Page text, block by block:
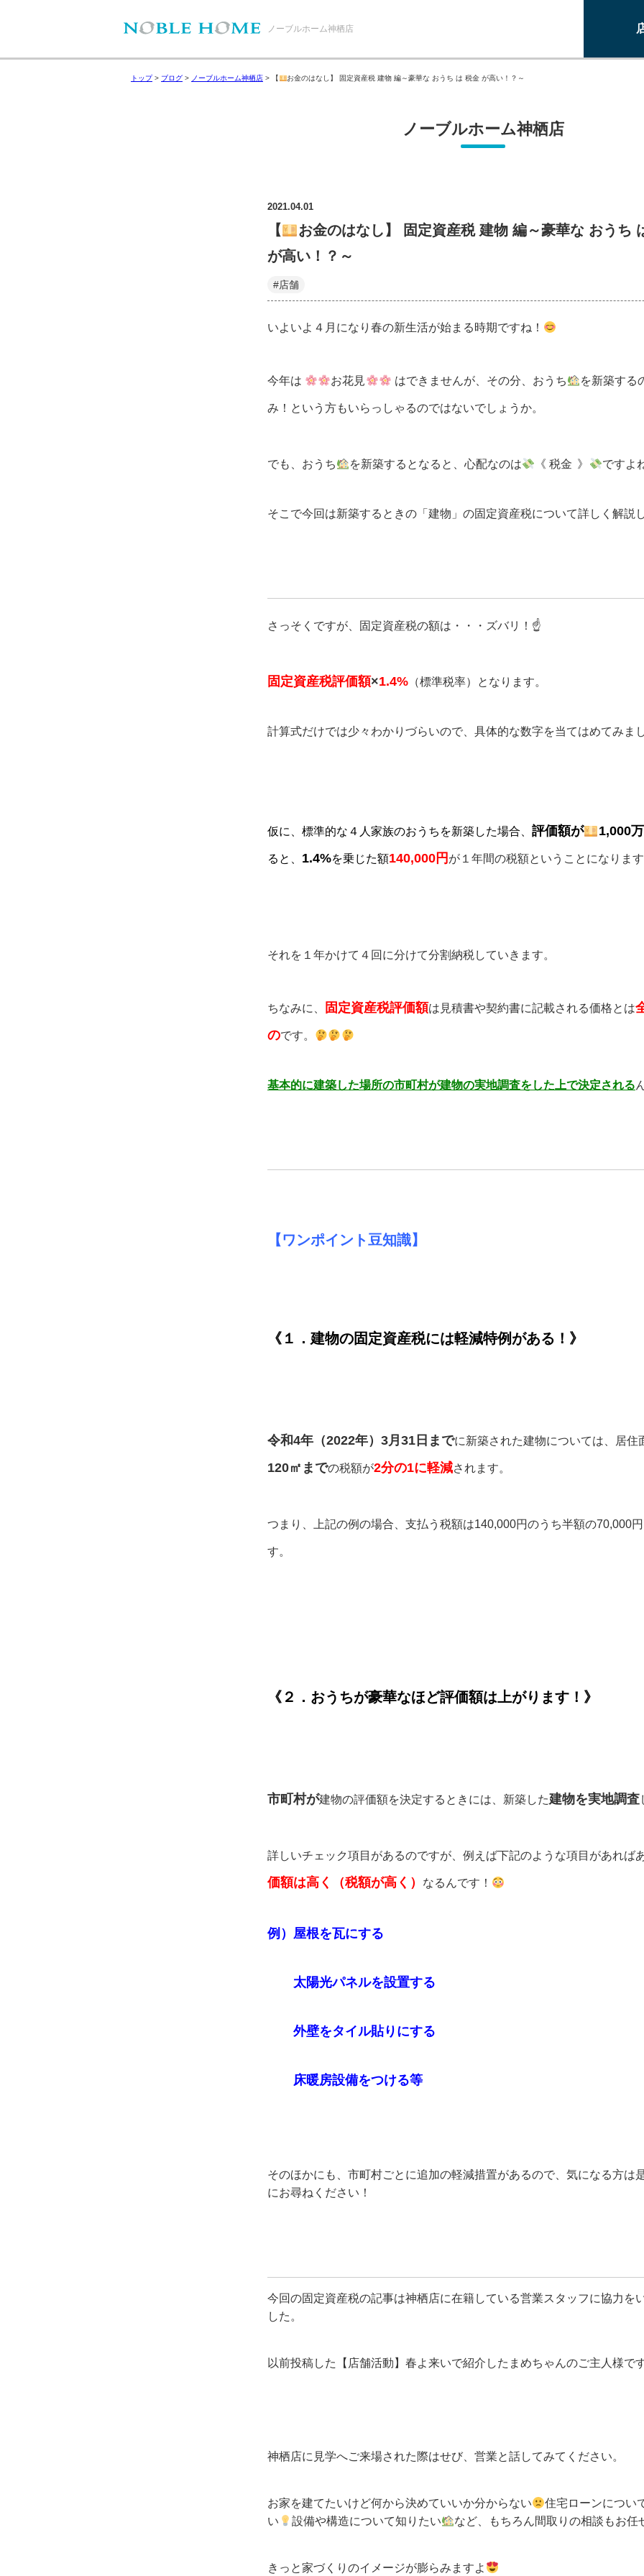
ノーブルホーム神栖店
トップ> ブログ > ノーブルホーム神栖店 > 【 お金のはなし】 固定資産税 建物 編～豪華な おうち は 税金 が高い！？～
ノーブルホーム神栖店
2021.04.01
【
お金のはなし】 固定資産税 建物 編～豪華な おうち
が高い！？～
#店舗
いよいよ４月になり春の新生活が始まる時期ですね！
今年は お花見 はできませんが、その分、おうち を新築する
み！という方もいらっしゃるのではないでしょうか。
でも、おうち を新築するとなると、心配なのは 《 税金 》 ですよ
そこで今回は新築するときの「建物」の固定資産税について詳しく解説
さっそくですが、固定資産税の額は・・・ズバリ！☝
固定資産税評価額×1.4% （標準税率）となります。
計算式だけでは少々わかりづらいので、具体的な数字を当てはめてみまし
仮に、標準的な４人家族のおうち を新築した場合、 評価額が 1,000
ると、 1.4%を乗じた額140,000円 が１年間の税額ということになります
それを１年かけて４回に分けて分割納税していきます。
ちなみに、 固定資産税評価額は見積書や契約書に記載される価格とは
のです。
基本的に建築した場所の市町村が建物の実地調査をした上で決定される
【ワンポイント豆知識】
《１．建物の固定資産税には軽減特例がある！》
令和4年（2022年）3月31日までに新築された建物については、居住
120㎡までの税額が2分の1に軽減されます。
つまり、上記の例の場合、支払う税額は140,000円のうち半額の70,000円
す。
《２．おうちが豪華なほど評価額は上がります！》
市町村が建物の評価額を決定するときには、新築した建物を実地調査
詳しいチェック項目があるのですが、例えば下記のような項目があれば
価額は高く（税額が高く）
なるんです！
例）屋根を瓦にする
太陽光パネルを設置する
外壁をタイル貼りにする
床暖房設備をつける等
そのほかにも、市町村ごとに追加の軽減措置があるので、気になる方は
にお尋ねください！
今回の固定資産税の記事は神栖店に在籍している営業スタッフに協力を
した。
以前投稿した【店舗活動】春よ来いで紹介したまめちゃんのご主人様で
神栖店に見学へご来場された際はせび、営業と話してみてください。
お家を建てたいけど何から決めていいか分からない
住宅ローンについ
い
設備や構造について知りたい など、もちろん間取りの相談もお任
きっと家づくりのイメージが膨らみますよ